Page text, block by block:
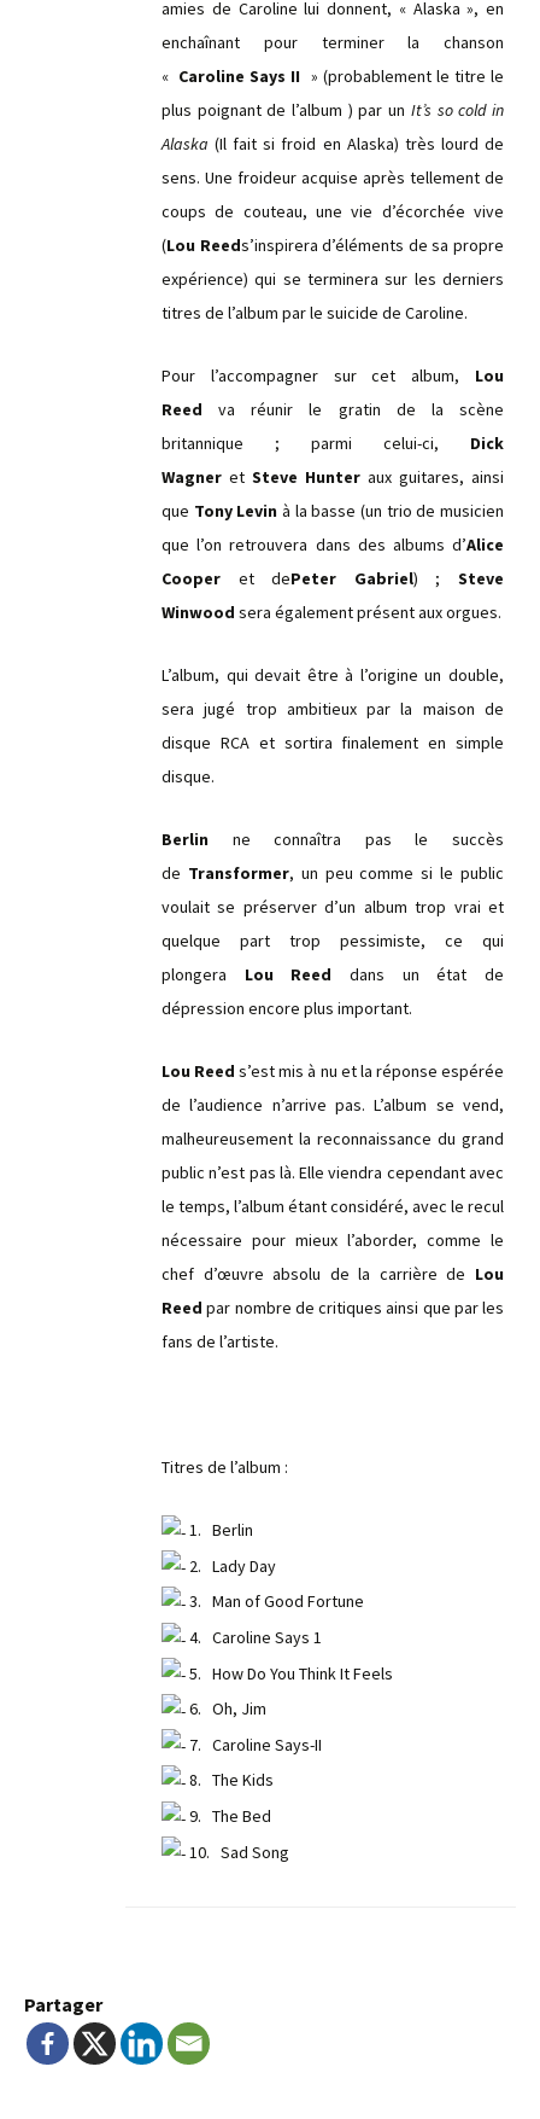
amies de Caroline lui donnent, « Alaska », en
enchaînant pour terminer la chanson
« Caroline Says II » (probablement le titre le
plus poignant de l’album ) par un It’s so cold in
Alaska (Il fait si froid en Alaska) très lourd de
sens. Une froideur acquise après tellement de
coups de couteau, une vie d’écorchée vive
(Lou Reeds’inspirera d’éléments de sa propre
expérience) qui se terminera sur les derniers
titres de l’album par le suicide de Caroline.
Pour l’accompagner sur cet album, Lou
Reed va réunir le gratin de la scène
britannique ; parmi celui-ci, Dick
Wagner et Steve Hunter aux guitares, ainsi
que Tony Levin à la basse (un trio de musicien
que l’on retrouvera dans des albums d’Alice
Cooper et dePeter Gabriel) ;Steve
Winwood sera également présent aux orgues.
L’album, qui devait être à l’origine un double,
sera jugé trop ambitieux par la maison de
disque RCA et sortira finalement en simple
disque.
Berlin ne connaîtra pas le succès
de Transformer, un peu comme si le public
voulait se préserver d’un album trop vrai et
quelque part trop pessimiste, ce qui
plongera Lou Reed dans un état de
dépression encore plus important.
Lou Reed s’est mis à nu et la réponse espérée
de l’audience n’arrive pas. L’album se vend,
malheureusement la reconnaissance du grand
public n’est pas là. Elle viendra cependant avec
le temps, l’album étant considéré, avec le recul
nécessaire pour mieux l’aborder, comme le
chef d’œuvre absolu de la carrière de Lou
Reed par nombre de critiques ainsi que par les
fans de l’artiste.
Titres de l’album :
1. Berlin
2. Lady Day
3. Man of Good Fortune
4. Caroline Says 1
5. How Do You Think It Feels
6. Oh, Jim
7. Caroline Says-II
8. The Kids
9. The Bed
10. Sad Song
Partager